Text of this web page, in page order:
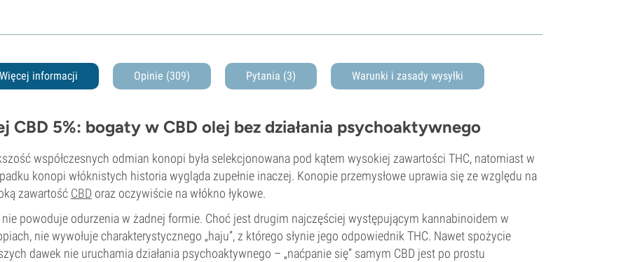
Więcej informacji Opinie (309) Pytania (3) Warunki i zasady wysyłki
CBD 5%: bogaty w CBD olej bez działania psychoaktywnego
współczesnych odmian konopi była selekcjonowana pod kątem wysokiej zawartości THC, natomiast w
konopi włóknistych historia wygląda zupełnie inaczej. Konopie przemysłowe uprawia się ze względu na
zawartość CBD oraz oczywiście na włókno łykowe.
nie powoduje odurzenia w żadnej formie. Choć jest drugim najczęściej występującym kannabinoidem w
nie wywołuje charakterystycznego „haju”, z którego słynie jego odpowiednik THC. Nawet spożycie
dawek nie uruchamia działania psychoaktywnego – „naćpanie się” samym CBD jest po prostu